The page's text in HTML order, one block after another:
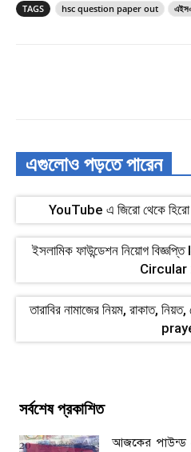
TAGS hsc question paper out
এগুলোও পড়তে পারেন
YouTube এ জিরো থেকে হিরো
ইসলামিক ফাউন্ডেশন নিয়োগ
Circular
তারাবির নামাজের নিয়ম, রাকাত,
সর্বশেষ প্রকাশিত
আজকের পাউন্ড